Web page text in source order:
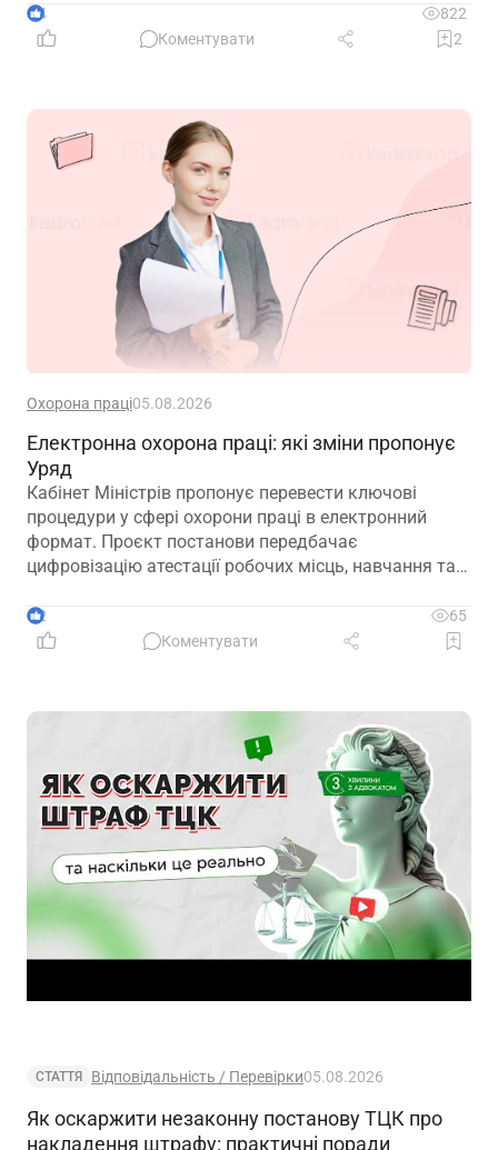
оновлені витяги кожні 3 місяці? Чи в такому
випадку, витяг дійсний 1 рік?
4
822
Коментувати
2
Охорона праці05.08.2026
Електронна охорона праці: які зміни пропонує
Уряд
Кабінет Міністрів пропонує перевести ключові
процедури у сфері охорони праці в електронний
формат. Проєкт постанови передбачає
цифровізацію атестації робочих місць, навчання та
нещасних випадків і низки інших процесів
2
65
Коментувати
СТАТТЯ Відповідальність / Перевірки05.08.2026
Як оскаржити незаконну постанову ТЦК про
накладення штрафу: практичні поради